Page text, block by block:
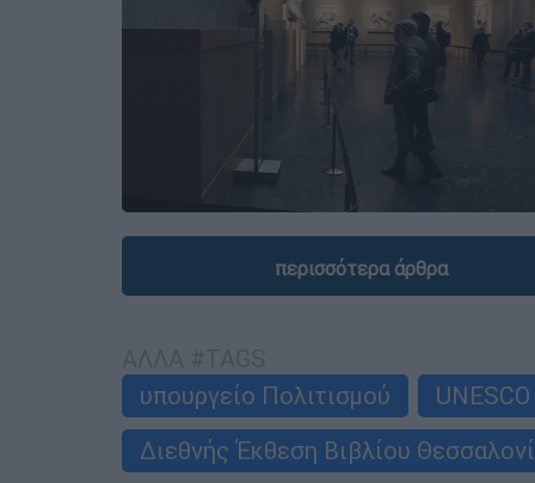
περισσότερα άρθρα
υπουργείο Πολιτισμού
UNESCO
Διεθνής Έκθεση Βιβλίου